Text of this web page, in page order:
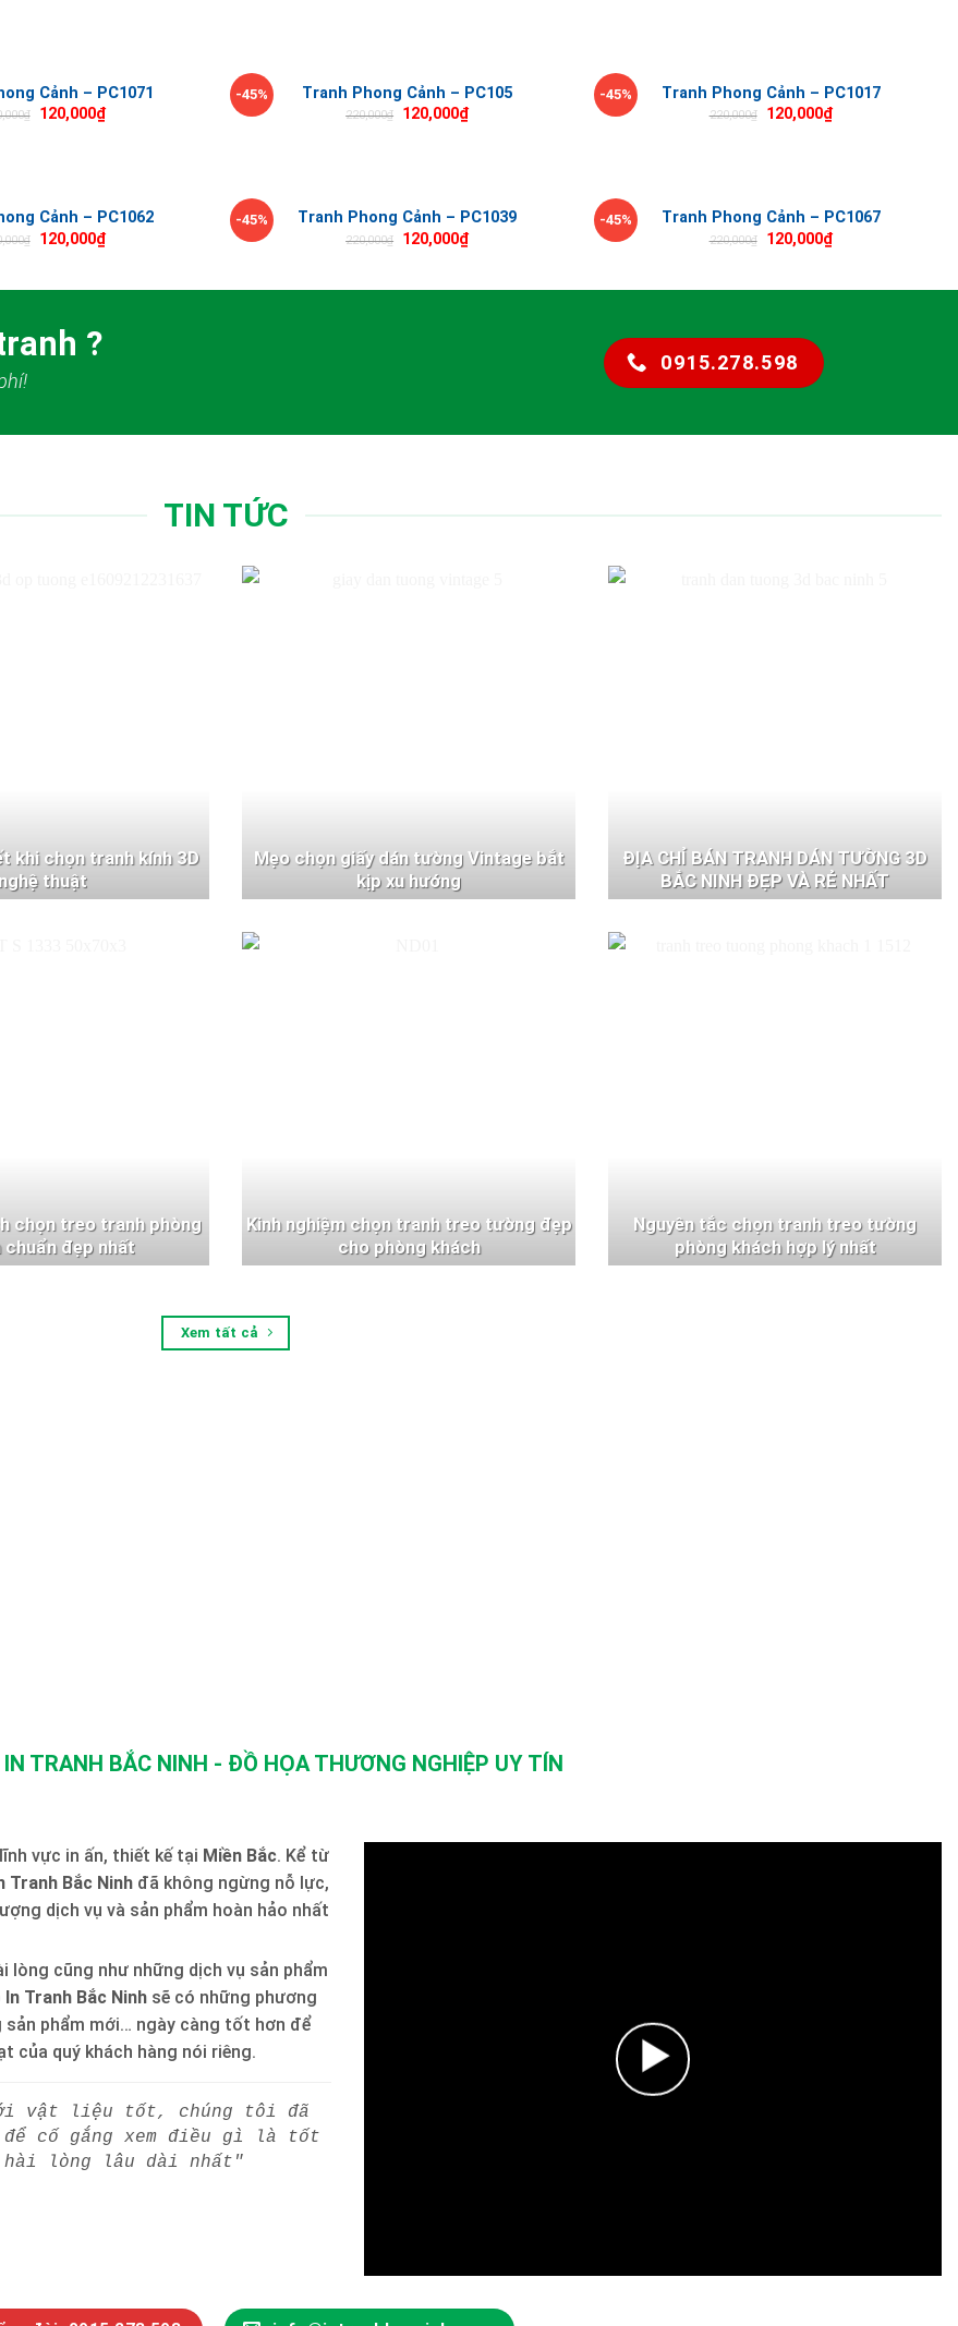
Cảnh – PC1071
₫ 120,000₫
-45% Tranh Phong Cảnh – PC105
220,000₫ 120,000₫
-45% Tranh Phong Cảnh – PC1017
220,000₫ 120,000₫
Cảnh – PC1062
₫ 120,000₫
-45% Tranh Phong Cảnh – PC1039
220,000₫ 120,000₫
-45% Tranh Phong Cảnh – PC1067
220,000₫ 120,000₫
? 0915.278.598
TIN TỨC
khi chọn tranh kính 3D
nghệ thuật
Mẹo chọn giấy dán tường Vintage bắt
kịp xu hướng
ĐỊA CHỈ BÁN TRANH DÁN TƯỜNG 3D
BẮC NINH ĐẸP VÀ RẺ NHẤT
chọn treo tranh phòng
chuẩn đẹp nhất
Kinh nghiệm chọn tranh treo tường đẹp
cho phòng khách
Nguyên tắc chọn tranh treo tường
phòng khách hợp lý nhất
Xem tất cả
TRANH BẮC NINH - ĐỒ HỌA THƯƠNG NGHIỆP UY TÍN
vực in ấn, thiết kế tại Miền Bắc. Kể từ
Tranh Bắc Ninh đã không ngừng nỗ lực,
dịch vụ và sản phẩm hoàn hảo nhất
lòng cũng như những dịch vụ sản phẩm
In Tranh Bắc Ninh sẽ có những phương
sản phẩm mới… ngày càng tốt hơn để
của quý khách hàng nói riêng.
vật liệu tốt, chúng tôi đã
cố gắng xem điều gì là tốt
hài lòng lâu dài nhất"